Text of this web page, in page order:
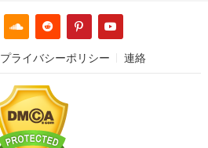
プライバシーポリシー 連絡